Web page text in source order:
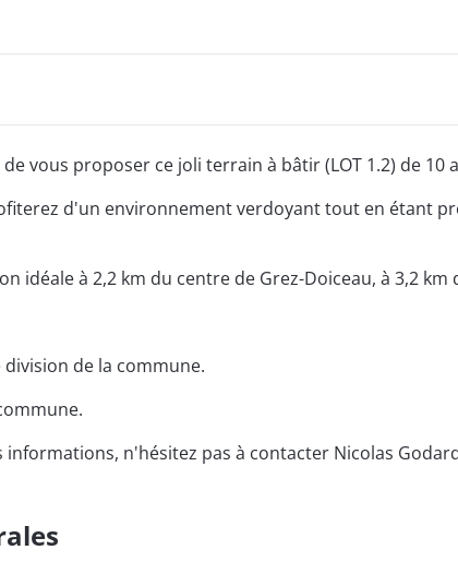
vous proposer ce joli terrain à bâtir (LOT 1.2) de 10
d'un environnement verdoyant tout en étant
idéale à 2,2 km du centre de Grez-Doiceau, à 3,2 km
de la commune.
informations, n'hésitez pas à contacter Nicolas